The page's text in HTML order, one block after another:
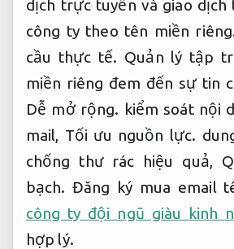
dịch trực tuyến và giao dịch
công ty theo tên miền
cầu thực tế. Quản lý tập
miền riêng đem đến sự tin
Dễ mở rộng. kiểm soát nội
mail, Tối ưu nguồn lực.
chống thư rác hiệu quả,
bạch. Đăng ký mua email
công ty đội ngũ giàu kinh
hợp lý.